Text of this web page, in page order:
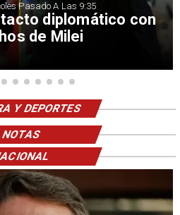
diplomático con
de Milei
Pasado A Las 9:35
Y DEPORTES
NOTAS